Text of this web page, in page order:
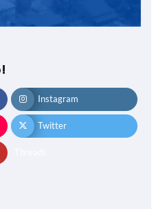
Instagram
Twitter